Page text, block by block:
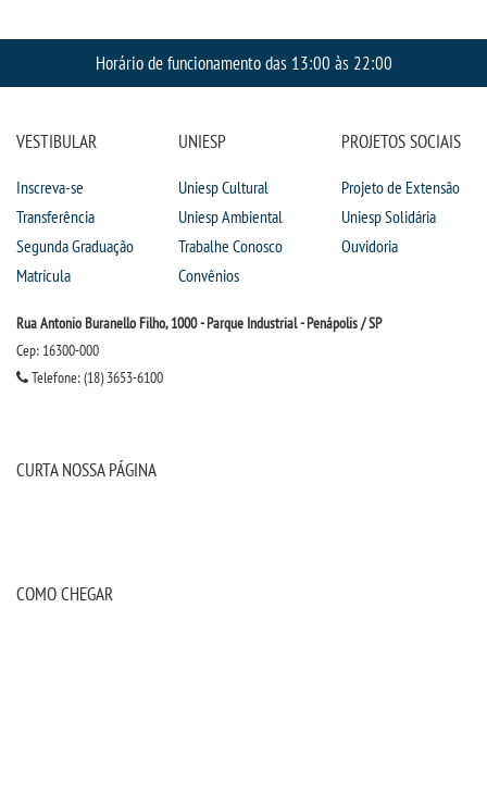
EDITAL
DESTAQUES
UNIESP NEWS
Horário de funcionamento das 13:00 às 22:00
VESTIBULAR
Inscreva-se
Transferência
Segunda Graduação
Matrícula
UNIESP
Uniesp Cultural
Uniesp Ambiental
Trabalhe Conosco
Convênios
PROJETOS SOCIAIS
Projeto de Extensão
Uniesp Solidária
Ouvidoria
Rua Antonio Buranello Filho, 1000 - Parque Industrial - Penápolis / SP
Cep: 16300-000
Telefone: (18) 3653-6100
CURTA NOSSA PÁGINA
COMO CHEGAR